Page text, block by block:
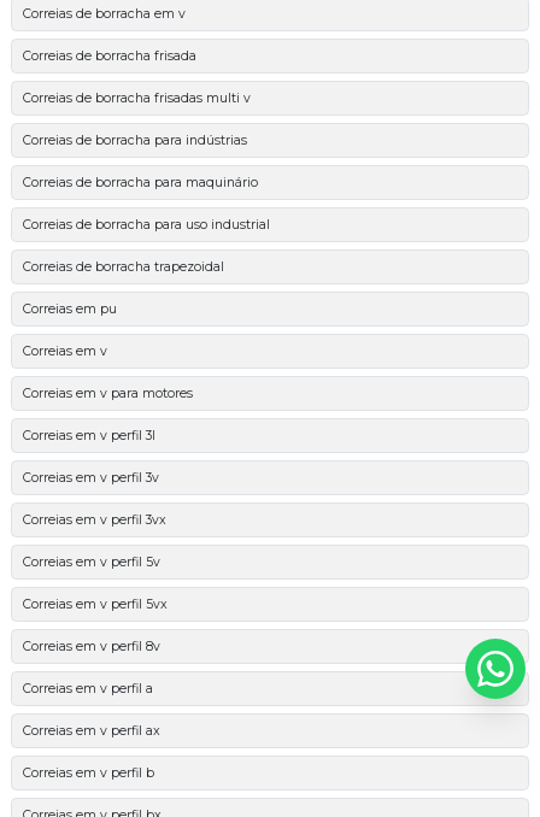
Correias de borracha em v
Correias de borracha frisada
Correias de borracha frisadas multi v
Correias de borracha para indústrias
Correias de borracha para maquinário
Correias de borracha para uso industrial
Correias de borracha trapezoidal
Correias em pu
Correias em v
Correias em v para motores
Correias em v perfil 3l
Correias em v perfil 3v
Correias em v perfil 3vx
Correias em v perfil 5v
Correias em v perfil 5vx
Correias em v perfil 8v
Correias em v perfil a
Correias em v perfil ax
Correias em v perfil b